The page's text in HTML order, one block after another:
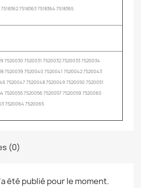
7518363 7518364 7518365
7520030 7520031 7520032 7520033 7520034
7520039 7520040 7520041 7520042 7520043
7520047 7520048 7520049 7520050 7520051
7520055 7520056 7520057 7520059 7520060
7520064 7520065
(0)
été publié pour le moment.